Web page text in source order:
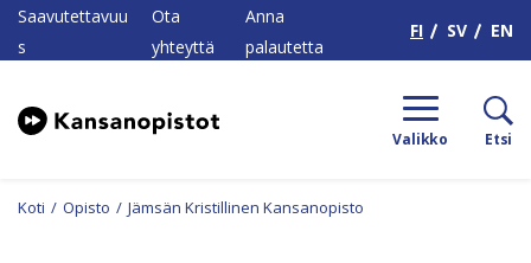
Saavutettavuu
s
Ota
yhteyttä
Anna
palautetta
FI SV EN
Valikko Etsi
Koti / Opisto / Jämsän Kristillinen Kansanopisto